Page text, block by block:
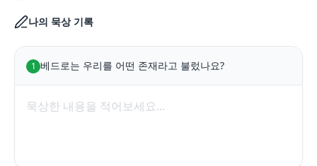
나의 묵상 기록
1 베드로는 우리를 어떤 존재라고 불렀나요?